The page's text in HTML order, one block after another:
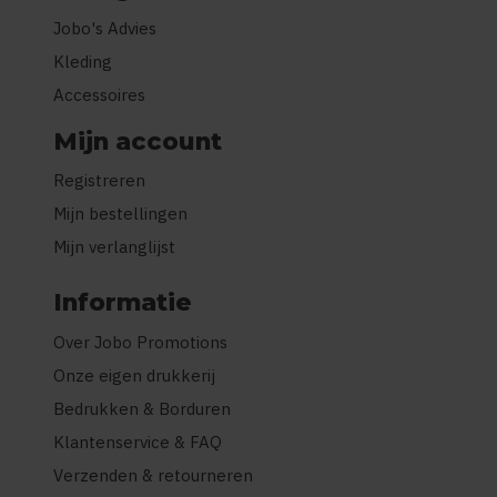
Jobo's Advies
Kleding
Accessoires
Mijn account
Registreren
Mijn bestellingen
Mijn verlanglijst
Informatie
Over Jobo Promotions
Onze eigen drukkerij
Bedrukken & Borduren
Klantenservice & FAQ
Verzenden & retourneren